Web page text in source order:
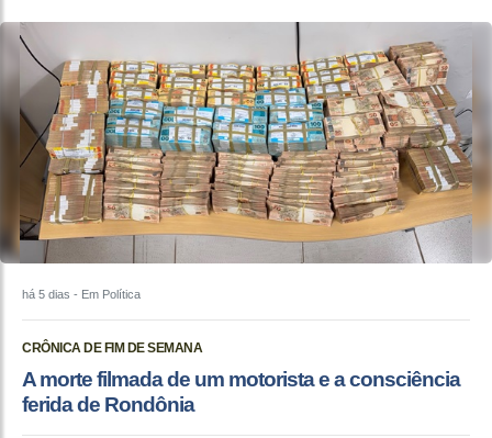
há 5 dias - Em Política
CRÔNICA DE FIM DE SEMANA
A morte filmada de um motorista e a consciência
ferida de Rondônia